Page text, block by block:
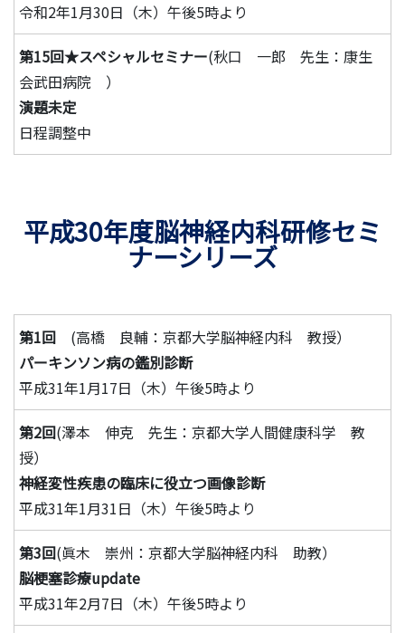
令和2年1月30日（木）午後5時より
第15回★スペシャルセミナー(秋口 一郎 先生：康生
会武田病院 ）
演題未定
日程調整中
平成30年度脳神経内科研修セミ
ナーシリーズ
第1回 (高橋 良輔：京都大学脳神経内科 教授）
パーキンソン病の鑑別診断
平成31年1月17日（木）午後5時より
第2回(澤本 伸克 先生：京都大学人間健康科学 教
授）
神経変性疾患の臨床に役立つ画像診断
平成31年1月31日（木）午後5時より
第3回(眞木 崇州：京都大学脳神経内科 助教）
脳梗塞診療update
平成31年2月7日（木）午後5時より